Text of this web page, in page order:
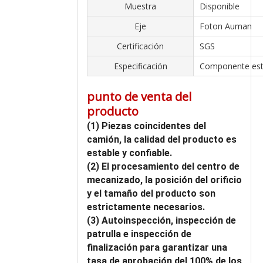
Muestra
Disponible
Eje
Foton Auman
Certificación
SGS
Especificación
Componente
punto de venta del
producto
(1) Piezas coincidentes del
camión, la calidad del producto es
estable y confiable.
(2) El procesamiento del centro de
mecanizado, la posición del orificio
y el tamaño del producto son
estrictamente necesarios.
(3) Autoinspección, inspección de
patrulla e inspección de
finalización para garantizar una